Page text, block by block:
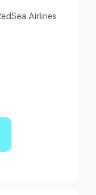
Airlines